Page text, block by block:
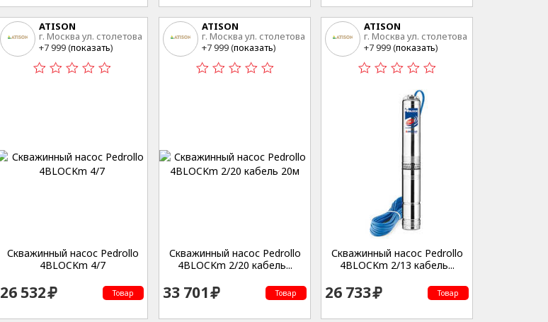
ATISON
г. Москва ул. столетова
15
+7 999 (показать)
Скважинный насос Pedrollo
4BLOCKm 4/7
26 532 Товар
ATISON
г. Москва ул. столетова
15
+7 999 (показать)
Скважинный насос Pedrollo
4BLOCKm 2/20 кабель...
33 701 Товар
ATISON
г. Москва ул. столетова
15
+7 999 (показать)
Скважинный насос Pedrollo
4BLOCKm 2/13 кабель...
26 733 Товар